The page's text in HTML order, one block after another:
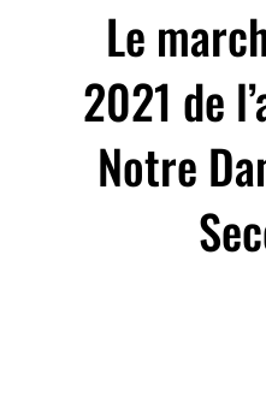
Le
2021 de
Notre